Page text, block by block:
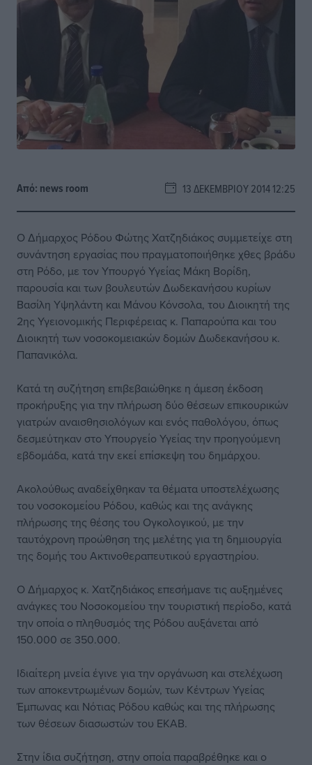
Από: news room 13 ΔΕΚΕΜΒΡΊΟΥ 2014 12:25
Ο Δήμαρχος Ρόδου Φώτης Χατζηδιάκος συμμετείχε στη
συνάντηση εργασίας που πραγματοποιήθηκε χθες βράδυ
στη Ρόδο, με τον Υπουργό Υγείας Μάκη Βορίδη,
παρουσία και των βουλευτών Δωδεκανήσου κυρίων
Βασίλη Υψηλάντη και Μάνου Κόνσολα, του Διοικητή της
2ης Υγειονομικής Περιφέρειας κ. Παπαρούπα και του
Διοικητή των νοσοκομειακών δομών Δωδεκανήσου κ.
Παπανικόλα.
Κατά τη συζήτηση επιβεβαιώθηκε η άμεση έκδοση
προκήρυξης για την πλήρωση δύο θέσεων επικουρικών
γιατρών αναισθησιολόγων και ενός παθολόγου, όπως
δεσμεύτηκαν στο Υπουργείο Υγείας την προηγούμενη
εβδομάδα, κατά την εκεί επίσκεψη του δημάρχου.
Ακολούθως αναδείχθηκαν τα θέματα υποστελέχωσης
του νοσοκομείου Ρόδου, καθώς και της ανάγκης
πλήρωσης της θέσης του Ογκολογικού, με την
ταυτόχρονη προώθηση της μελέτης για τη δημιουργία
της δομής του Ακτινοθεραπευτικού εργαστηρίου.
Ο Δήμαρχος κ. Χατζηδιάκος επεσήμανε τις αυξημένες
ανάγκες του Νοσοκομείου την τουριστική περίοδο, κατά
την οποία ο πληθυσμός της Ρόδου αυξάνεται από
150.000 σε 350.000.
Ιδιαίτερη μνεία έγινε για την οργάνωση και στελέχωση
των αποκεντρωμένων δομών, των Κέντρων Υγείας
Έμπωνας και Νότιας Ρόδου καθώς και της πλήρωσης
των θέσεων διασωστών του ΕΚΑΒ.
Στην ίδια συζήτηση, στην οποία παραβρέθηκε και ο